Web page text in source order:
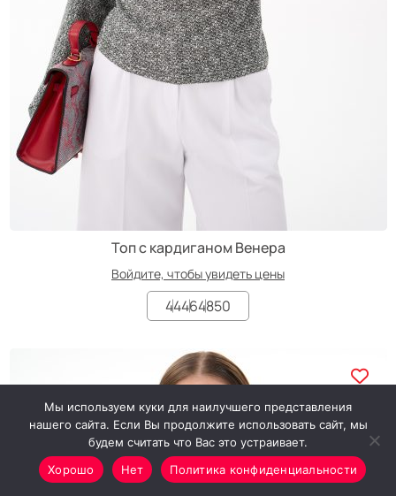
Топ с кардиганом Венера
Войдите, чтобы увидеть цены
44464850
Мы используем куки для наилучшего представления
нашего сайта. Если Вы продолжите использовать сайт, мы
будем считать что Вас это устраивает.
Хорошо
Нет Политика конфиденциальности
Минимальный заказ от 7000₽